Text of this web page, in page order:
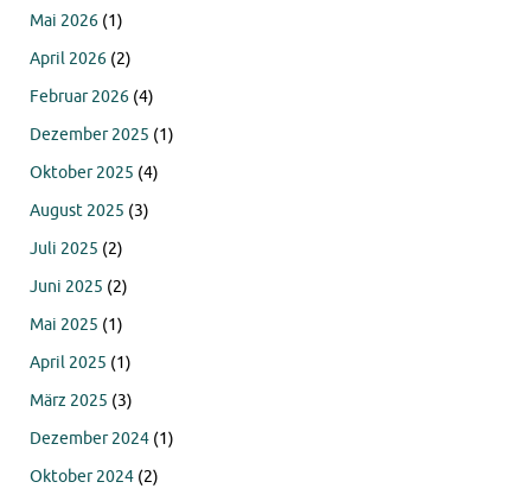
Mai 2026 (1)
April 2026 (2)
Februar 2026 (4)
Dezember 2025 (1)
Oktober 2025 (4)
August 2025 (3)
Juli 2025 (2)
Juni 2025 (2)
Mai 2025 (1)
April 2025 (1)
März 2025 (3)
Dezember 2024 (1)
Oktober 2024 (2)